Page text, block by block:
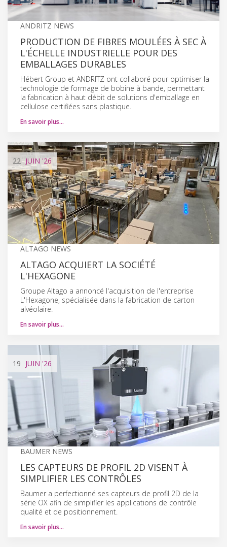
ANDRITZ NEWS
PRODUCTION DE FIBRES MOULÉES À SEC À
L'ÉCHELLE INDUSTRIELLE POUR DES
EMBALLAGES DURABLES
Hébert Group et ANDRITZ ont collaboré pour optimiser la
technologie de formage de bobine à bande, permettant
la fabrication à haut débit de solutions d'emballage en
cellulose certifiées sans plastique.
En savoir plus…
22 JUIN '26
ALTAGO NEWS
ALTAGO ACQUIERT LA SOCIÉTÉ
L'HEXAGONE
Groupe Altago a annoncé l'acquisition de l'entreprise
L'Hexagone, spécialisée dans la fabrication de carton
alvéolaire.
En savoir plus…
19 JUIN '26
BAUMER NEWS
LES CAPTEURS DE PROFIL 2D VISENT À
SIMPLIFIER LES CONTRÔLES
Baumer a perfectionné ses capteurs de profil 2D de la
série OX afin de simplifier les applications de contrôle
qualité et de positionnement.
En savoir plus…